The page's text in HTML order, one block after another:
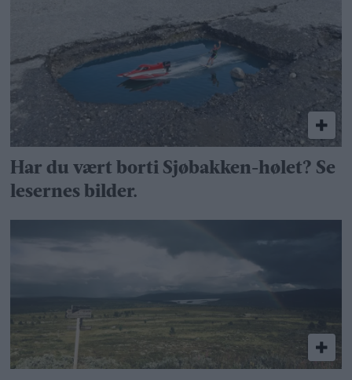
Har du vært borti Sjøbakken-hølet? Se
lesernes bilder.